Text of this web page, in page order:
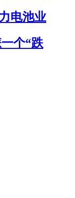
电池业
个“跌